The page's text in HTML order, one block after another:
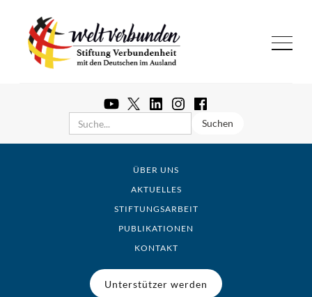
ÜBER UNS
AKTUELLES
STIFTUNGSARBEIT
PUBLIKATIONEN
KONTAKT
Unterstützer werden